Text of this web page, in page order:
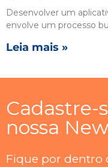
Desenvolver um
envolve um processo
Leia mais »
Cadastre-
nossa
Fique por dentro